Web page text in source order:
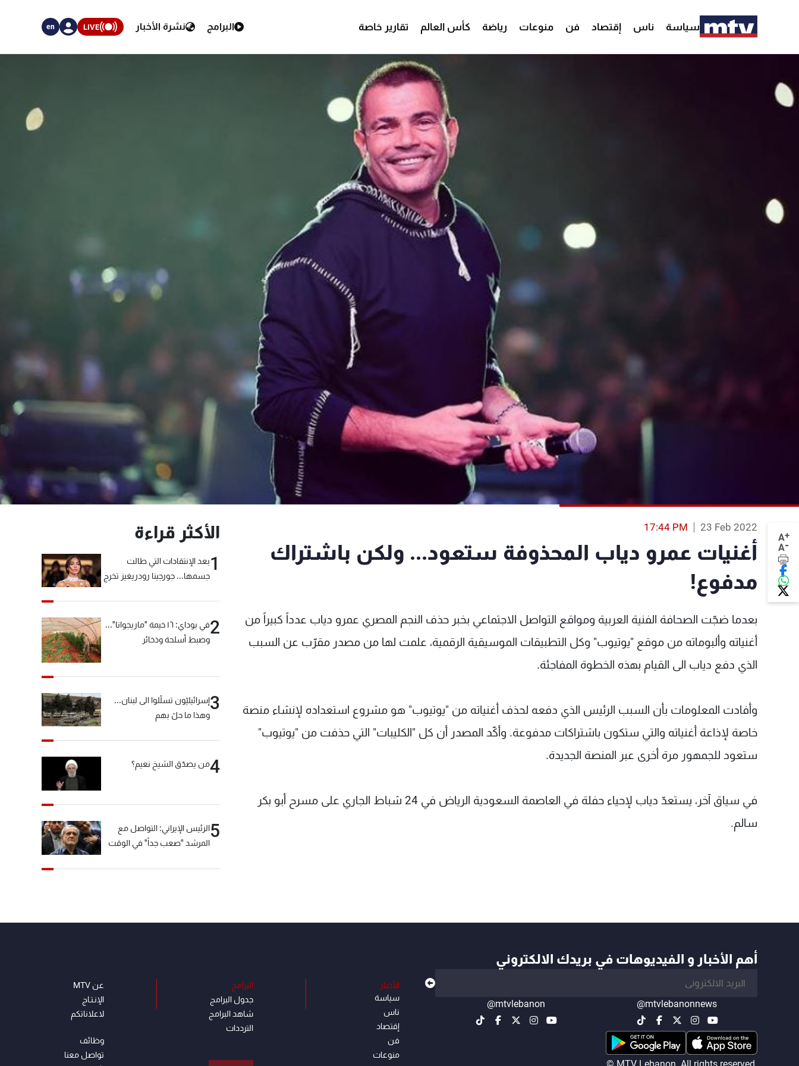
سياسة ناس إقتصاد فن منوعات رياضة كأس العالم تقارير خاصة البرامج نشرة الأخبار LIVE
en
A+
A-
23 Feb 2022
17:44 PM
أغنيات عمرو دياب المحذوفة ستعود... ولكن باشتراك
مدفوع!
بعدما ضجّت الصحافة الفنية العربية ومواقع التواصل الاجتماعي بخبر حذف النجم المصري عمرو دياب عدداً كبيراً من
أغنياته وألبوماته من موقع "يوتيوب" وكل التطبيقات الموسيقية الرقمية، علمت لها من مصدر مقرّب عن السبب
الذي دفع دياب الى القيام بهذه الخطوة المفاجئة.
وأفادت المعلومات بأن السبب الرئيس الذي دفعه لحذف أغنياته من "يوتيوب" هو مشروع استعداده لإنشاء منصة
خاصة لإذاعة أغنياته والتي ستكون باشتراكات مدفوعة. وأكّد المصدر أن كل "الكليبات" التي حذفت من "يوتيوب"
ستعود للجمهور مرة أخرى عبر المنصة الجديدة.
في سياق آخر، يستعدّ دياب لإحياء حفلة في العاصمة السعودية الرياض في 24 شباط الجاري على مسرح أبو بكر
سالم.
الأكثر قراءة
1بعد الإنتقادات التي طالت
جسمها... جورجينا رودريغيز تخرج
2
في بوداي: ١٦ خيمة "ماريجوانا"...
وضبط أسلحة وذخائر
3إسرائيليّون تسلّلوا الى لبنان...
وهذا ما حلّ بهم
4من يصدّق الشيخ نعيم؟
5الرئيس الإيراني: التواصل مع
المرشد "صعب جداً" في الوقت
أهم الأخبار و الفيديوهات في بريدك الالكتروني
@mtvlebanonnews
@mtvlebanon
© MTV Lebanon. All rights reserved.
الأخبار
سياسة
ناس
إقتصاد
فن
منوعات
البرامج
جدول البرامج
شاهد البرامج
الترددات
عن MTV
الإنـتـاج
لاعلاناتكم
وظائف
تواصل معنا